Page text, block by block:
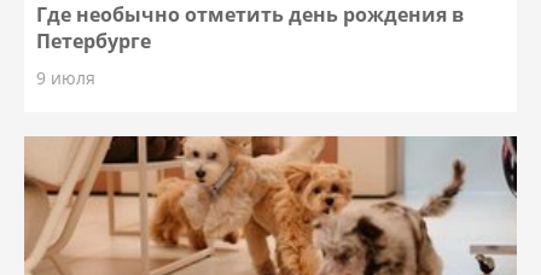
Где необычно отметить день рождения в
Петербурге
9 июля